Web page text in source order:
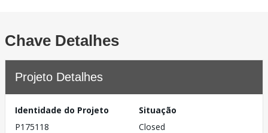
Chave Detalhes
Projeto Detalhes
Identidade do Projeto
P175118
Situação
Closed